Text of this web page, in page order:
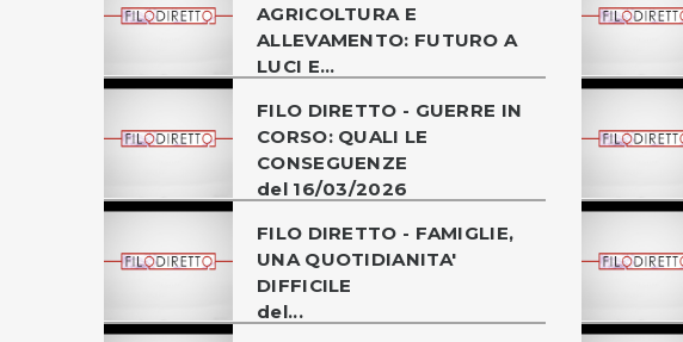
AGRICOLTURA E
ALLEVAMENTO: FUTURO A
LUCI E...
FILO DIRETTO - GUERRE IN
CORSO: QUALI LE
CONSEGUENZE
del 16/03/2026
FILO DIRETTO - FAMIGLIE,
UNA QUOTIDIANITA'
DIFFICILE
del...